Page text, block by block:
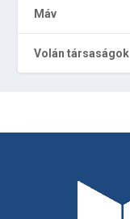
Máv
Volán társaságok